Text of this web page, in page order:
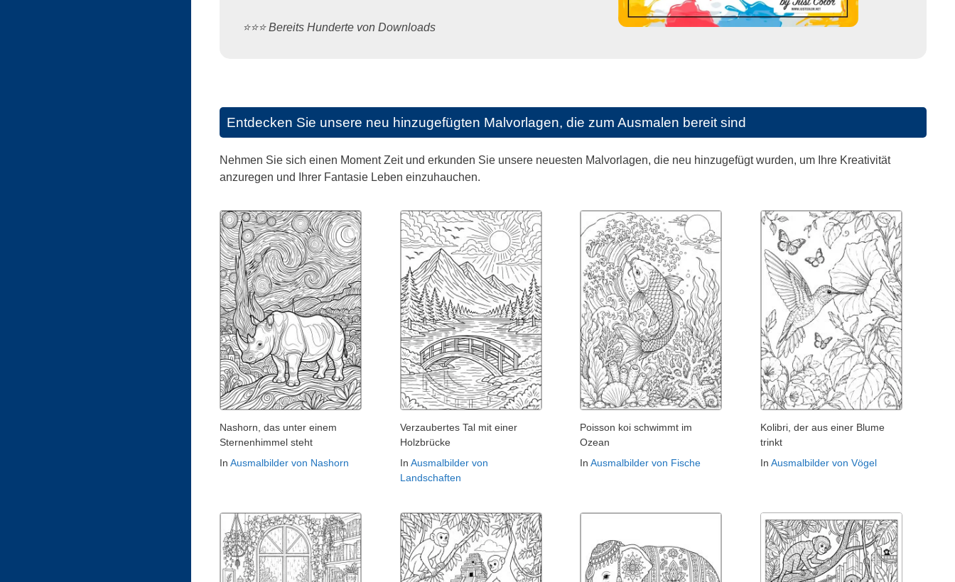
⭐️⭐️⭐️ Bereits Hunderte von Downloads
Entdecken Sie unsere neu hinzugefügten Malvorlagen, die zum Ausmalen bereit sind
Nehmen Sie sich einen Moment Zeit und erkunden Sie unsere neuesten Malvorlagen, die neu hinzugefügt wurden, um Ihre Kreativität
anzuregen und Ihrer Fantasie Leben einzuhauchen.
Nashorn, das unter einem
Sternenhimmel steht
In Ausmalbilder von Nashorn
Verzaubertes Tal mit einer
Holzbrücke
In Ausmalbilder von
Landschaften
Poisson koi schwimmt im
Ozean
InAusmalbilder von Fische
Kolibri, der aus einer Blume
trinkt
InAusmalbilder von Vögel